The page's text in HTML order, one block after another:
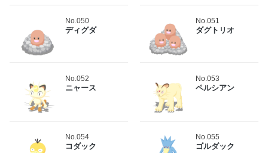
No.050
ディグダ
No.051
ダグトリオ
No.052
ニャース
No.053
ペルシアン
No.054
コダック
No.055
ゴルダック